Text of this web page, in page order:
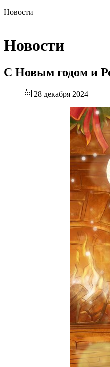
Новости
Новости
С Новым годом и
28 декабря 2024